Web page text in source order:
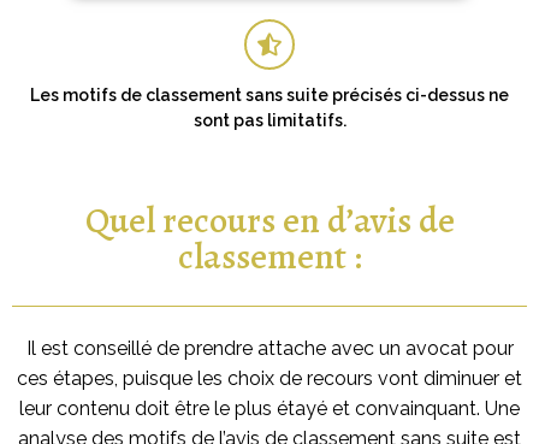
Les motifs de classement sans suite précisés ci-dessus ne
sont pas limitatifs.
Quel recours en d’avis de
classement :
Il est conseillé de prendre attache avec un avocat pour
ces étapes, puisque les choix de recours vont diminuer et
leur contenu doit être le plus étayé et convainquant. Une
analyse des motifs de l’avis de classement sans suite est